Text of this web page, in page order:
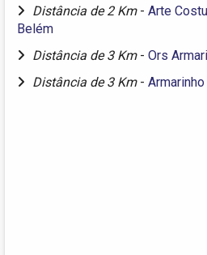
Distância de 2 Km - Arte
Belém
Distância de 3 Km - Ors
Distância de 3 Km -